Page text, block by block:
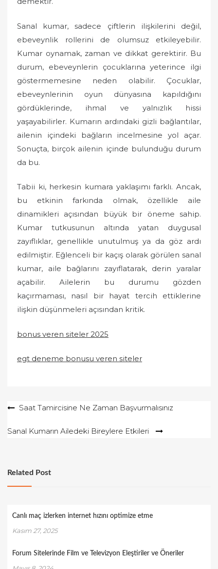
Sanal kumar, sadece çiftlerin ilişkilerini değil,
ebeveynlik rollerini de olumsuz etkileyebilir.
Kumar oynamak, zaman ve dikkat gerektirir. Bu
durum, ebeveynlerin çocuklarına yeterince ilgi
göstermemesine neden olabilir. Çocuklar,
ebeveynlerinin oyun dünyasına kapıldığını
gördüklerinde, ihmal ve yalnızlık hissi
yaşayabilirler. Kumarın ardındaki gizli bağlantılar,
ailenin içindeki bağların incelmesine yol açar.
Sonuçta, birçok ailenin içinde bulunduğu durum
da bu.
Tabii ki, herkesin kumara yaklaşımı farklı. Ancak,
bu etkinin farkında olmak, özellikle aile
dinamikleri açısından büyük bir öneme sahip.
Kumar tutkusunun altında yatan duygusal
zayıflıklar, genellikle unutulmuş ya da göz ardı
edilmiştir. Eğlenceli bir kaçış olarak görülen sanal
kumar, aile bağlarını zayıflatarak, derin yaralar
açabilir. Ailelerin bu durumu gözden
kaçırmaması, nasıl bir hayat tercih ettiklerine
ilişkin düşünmeleri açısından kritik.
bonus veren siteler 2025
egt deneme bonusu veren siteler
YazıSaat Tamircisine Ne Zaman Başvurmalısınız
Sanal Kumarın Ailedeki Bireylere Etkileri
Related Post
Canlı maç izlerken internet hızını optimize etme
Kasım 27, 2025
Forum Sitelerinde Film ve Televizyon Eleştiriler ve Öneriler